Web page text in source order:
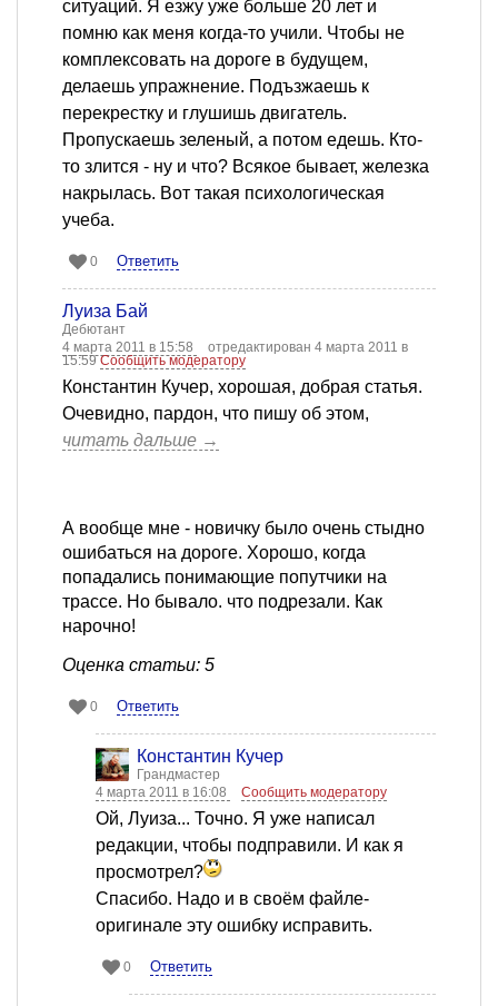
ситуаций. Я езжу уже больше 20 лет и
помню как меня когда-то учили. Чтобы не
комплексовать на дороге в будущем,
делаешь упражнение. Подъзжаешь к
перекрестку и глушишь двигатель.
Пропускаешь зеленый, а потом едешь. Кто-
то злится - ну и что? Всякое бывает, железка
накрылась. Вот такая психологическая
учеба.
0 Ответить
Луиза Бай
Дебютант
4 марта 2011 в 15:58
отредактирован 4 марта 2011 в
15:59Сообщить модератору
Константин Кучер, хорошая, добрая статья.
Очевидно, пардон, что пишу об этом,
читать дальше →
А вообще мне - новичку было очень стыдно
ошибаться на дороге. Хорошо, когда
попадались понимающие попутчики на
трассе. Но бывало. что подрезали. Как
нарочно!
Оценка статьи: 5
0 Ответить
Константин Кучер
Грандмастер
4 марта 2011 в 16:08
Сообщить модератору
Ой, Луиза... Точно. Я уже написал
редакции, чтобы подправили. И как я
просмотрел?
Спасибо. Надо и в своём файле-
оригинале эту ошибку исправить.
0 Ответить